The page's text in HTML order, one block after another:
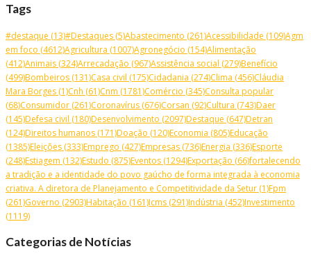
Tags
#destaque (13)#Destaques (5)Abastecimento (261)Acessibilidade (109)Agm
em foco (4612)Agricultura (1007)Agronegócio (154)Alimentação
(412)Animais (324)Arrecadação (967)Assistência social (279)Benefício
(499)Bombeiros (131)Casa civil (175)Cidadania (274)Clima (456)Cláudia
Mara Borges (1)Cnh (61)Cnm (1781)Comércio (345)Consulta popular
(68)Consumidor (261)Coronavírus (676)Corsan (92)Cultura (743)Daer
(145)Defesa civil (180)Desenvolvimento (2097)Destaque (647)Detran
(124)Direitos humanos (171)Doação (120)Economia (805)Educação
(1385)Eleições (333)Emprego (427)Empresas (736)Energia (336)Esporte
(248)Estiagem (132)Estudo (875)Eventos (1294)Exportação (66)fortalecendo
a tradição e a identidade do povo gaúcho de forma integrada à economia
criativa. A diretora de Planejamento e Competitividade da Setur (1)Fpm
(261)Governo (2903)Habitação (161)Icms (291)Indústria (452)Investimento
(1119)
Categorias de Notícias